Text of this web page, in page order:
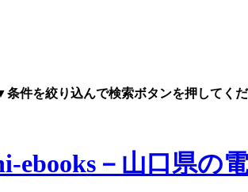
条件を絞り込んで検索ボタンを押してく